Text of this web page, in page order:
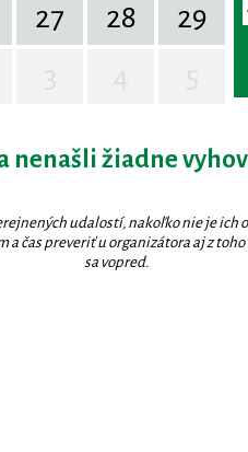
27 28
29
nenašli žiadne
udalostí, nakoľko nie je
čas preveriť u organizátora aj z
sa vopred.